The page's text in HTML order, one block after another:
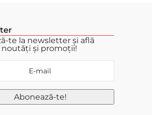
te la newsletter și află
și promoții!